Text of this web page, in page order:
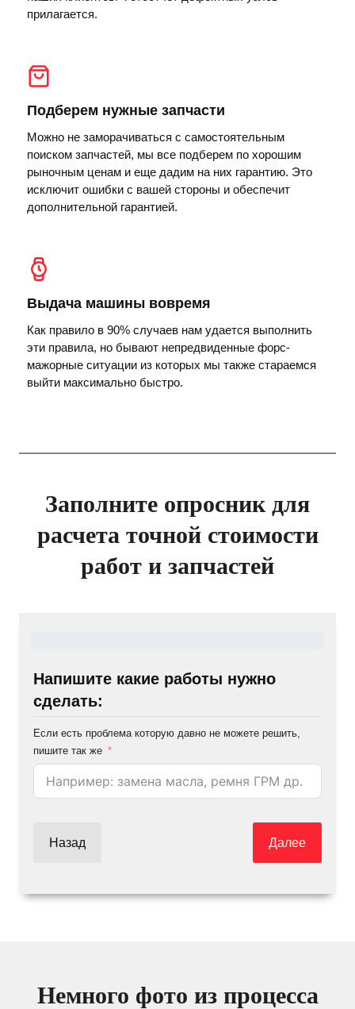
прилагается.
Подберем нужные запчасти
Можно не заморачиваться с самостоятельным
поиском запчастей, мы все подберем по хорошим
рыночным ценам и еще дадим на них гарантию. Это
исключит ошибки с вашей стороны и обеспечит
дополнительной гарантией.
Выдача машины вовремя
Как правило в 90% случаев нам удается выполнить
эти правила, но бывают непредвиденные форс-
мажорные ситуации из которых мы также стараемся
выйти максимально быстро.
Заполните опросник для
расчета точной стоимости
работ и запчастей
Напишите какие работы нужно
сделать:
Если есть проблема которую давно не можете решить,
пишите так же
Назад Далее
Немного фото из процесса